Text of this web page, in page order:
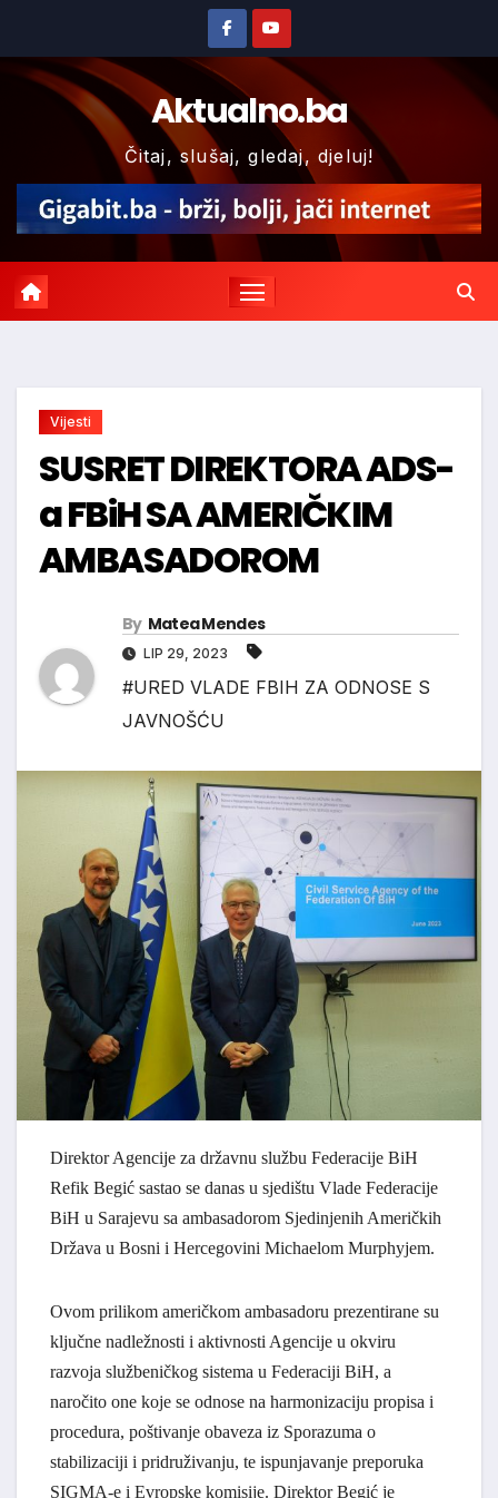
content
Aktualno.ba
Čitaj, slušaj, gledaj, djeluj!
Vijesti
SUSRET DIREKTORA ADS-
a FBiH SA AMERIČKIM
AMBASADOROM
By Matea Mendes
LIP 29, 2023
#URED VLADE FBIH ZA ODNOSE S
JAVNOŠĆU
Direktor Agencije za državnu službu Federacije BiH
Refik Begić sastao se danas u sjedištu Vlade Federacije
BiH u Sarajevu sa ambasadorom Sjedinjenih Američkih
Država u Bosni i Hercegovini Michaelom Murphyjem.
Ovom prilikom američkom ambasadoru prezentirane su
ključne nadležnosti i aktivnosti Agencije u okviru
razvoja službeničkog sistema u Federaciji BiH, a
naročito one koje se odnose na harmonizaciju propisa i
procedura, poštivanje obaveza iz Sporazuma o
stabilizaciji i pridruživanju, te ispunjavanje preporuka
SIGMA-e i Evropske komisije. Direktor Begić je